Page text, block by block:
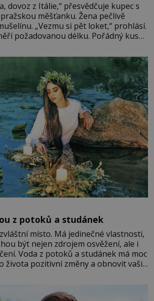
dovoz z Itálie,“ přesvědčuje kupec s
měšťanku. Žena pečlivě
„Vezmu si pět loket,“ prohlásí.
požadovanou délku. Pořádný kus
na sukni,“ zhodnotí švadlena
mušelínu. „Ošidili vás, podívejte.“
z potoků a studánek
místo. Má jedinečné vlastnosti,
být nejen zdrojem osvěžení, ale i
Voda z potoků a studánek má moc
života pozitivní změny a obnovit vaši
rituály a přinést do svého života
Je důležité